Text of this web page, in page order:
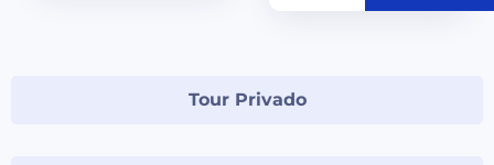
Tour Privado